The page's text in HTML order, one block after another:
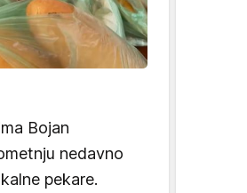
Bojan
nedavno
pekare.